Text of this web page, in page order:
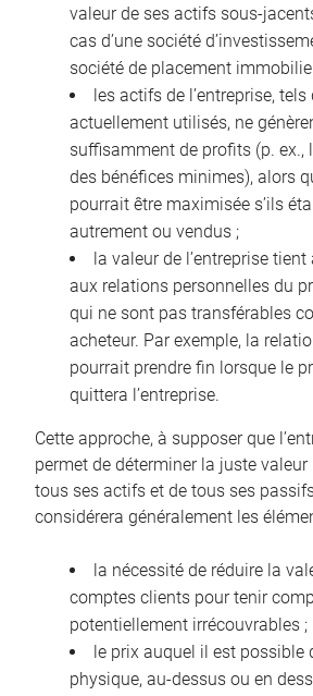
valeur de ses actifs sous-
cas d’une société
société de placement
les actifs de l’entreprise, tels
actuellement utilisés, ne
suffisamment de profits (p. ex.,
des bénéfices minimes), alors
pourrait être maximisée s’ils
autrement ou vendus ;
la valeur de l’entreprise
aux relations personnelles du
qui ne sont pas transférables
acheteur. Par exemple, la
pourrait prendre fin lorsque le
quittera l’entreprise.
Cette approche, à supposer que
permet de déterminer la juste
tous ses actifs et de tous ses
considérera généralement les
la nécessité de réduire la
comptes clients pour tenir
potentiellement irrécouvrables ;
le prix auquel il est possible
physique, au-dessus ou en